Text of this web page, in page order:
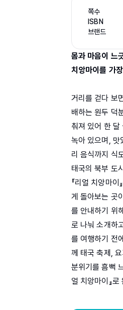
쪽수
ISBN
브랜드
몸과 마음이 느
치앙마이를 가
거리를 걷다 보
배하는 원두 덕
춰져 있어 한 달
녹아 있으며, 맛
리 음식까지 식
태국의 북부 도
『리얼 치앙마
게 돌아보는 곳
를 안내하기 위
로 나눠 소개하
를 여행하기 전
께 태국 축제,
분위기를 흠뻑
얼 치앙마이』